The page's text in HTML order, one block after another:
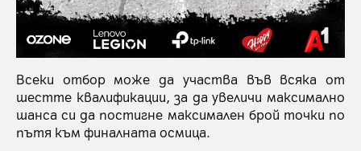
Всеки отбор може да участва във всяка от
шестте квалификации, за да увеличи максимално
шанса си да постигне максимален брой точки по
пътя към финалната осмица.